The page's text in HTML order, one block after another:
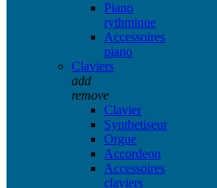
Piano
rythmique
Accessoires
piano
Claviers
add
remove
Clavier
Synthetiseur
Orgue
Accordeon
Accessoires
claviers